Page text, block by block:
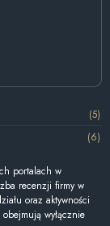
(5)
(6)
portalach w
recenzji firmy w
oraz aktywności
wyłącznie